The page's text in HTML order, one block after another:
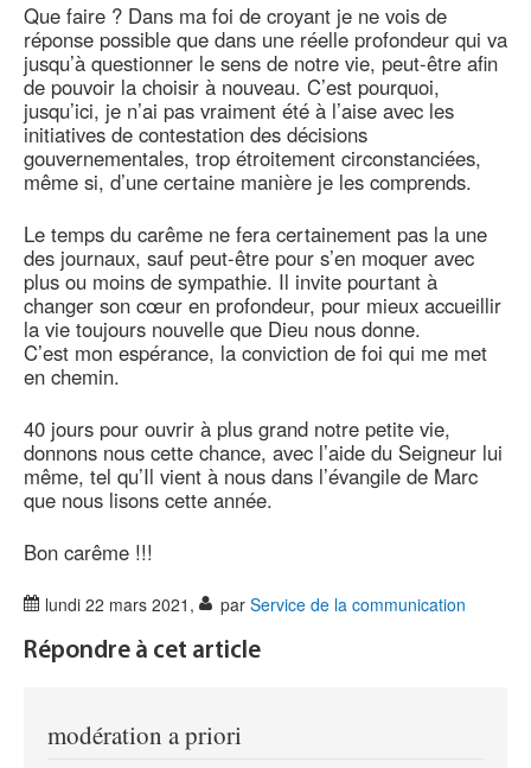
Que faire ? Dans ma foi de croyant je ne vois de
réponse possible que dans une réelle profondeur qui va
jusqu’à questionner le sens de notre vie, peut-être afin
de pouvoir la choisir à nouveau. C’est pourquoi,
jusqu’ici, je n’ai pas vraiment été à l’aise avec les
initiatives de contestation des décisions
gouvernementales, trop étroitement circonstanciées,
même si, d’une certaine manière je les comprends.
Le temps du carême ne fera certainement pas la une
des journaux, sauf peut-être pour s’en moquer avec
plus ou moins de sympathie. Il invite pourtant à
changer son cœur en profondeur, pour mieux accueillir
la vie toujours nouvelle que Dieu nous donne.
C’est mon espérance, la conviction de foi qui me met
en chemin.
40 jours pour ouvrir à plus grand notre petite vie,
donnons nous cette chance, avec l’aide du Seigneur lui
même, tel qu’Il vient à nous dans l’évangile de Marc
que nous lisons cette année.
Bon carême !!!
lundi 22 mars 2021 , par Service de la communication
Répondre à cet article
modération a priori